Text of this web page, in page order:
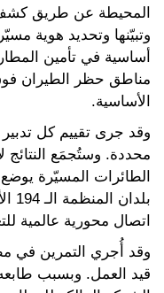
المحيطة عن طريق كشف
وتبيّنها وتحديد هوية
أساسية في تأمين
مناطق حظر الطيران
الأساسية.
وقد جرى تقييم كل
محددة. وستُجمَع النتائج
الطائرات المسيّرة
اتصال محورية عالمية
قيد العمل. وبسبب طابعه